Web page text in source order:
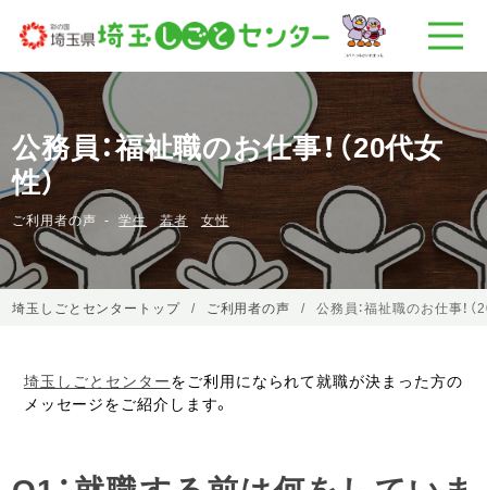
公務員：福祉職のお仕事！（20代女
性）
ご利用者の声 学生 若者 女性
埼玉しごとセンタートップ ご利用者の声 公務員：福祉職のお仕事！（
埼玉しごとセンターをご利用になられて就職が決まった方の
メッセージをご紹介します。